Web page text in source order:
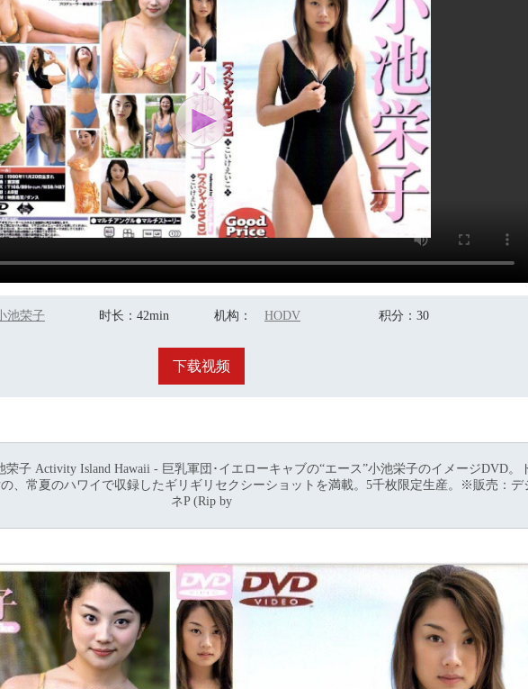
池荣子 时长 ：42min 机构 ： HODV 积分 ：30
下载视频
子 Activity Island Hawaii - 巨乳軍団･イエローキャブの“エース”小池栄子のイメージDVD。
、常夏のハワイで収録したギリギリセクシーショットを満載。5千枚限定生産。※販売：
ネP (Rip by